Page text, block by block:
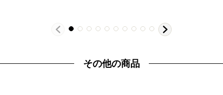
その他の商品